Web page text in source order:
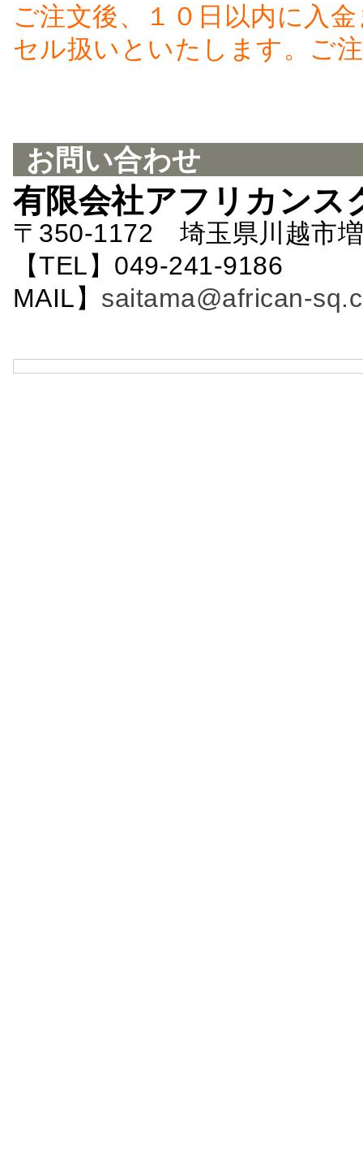
ご注文後、１０日以内に入
セル扱いといたします。ご
お問い合わせ
有限会社アフリカンス
〒350-1172 埼玉県川越市
【TEL】049-241-
MAIL】 saitama@african-